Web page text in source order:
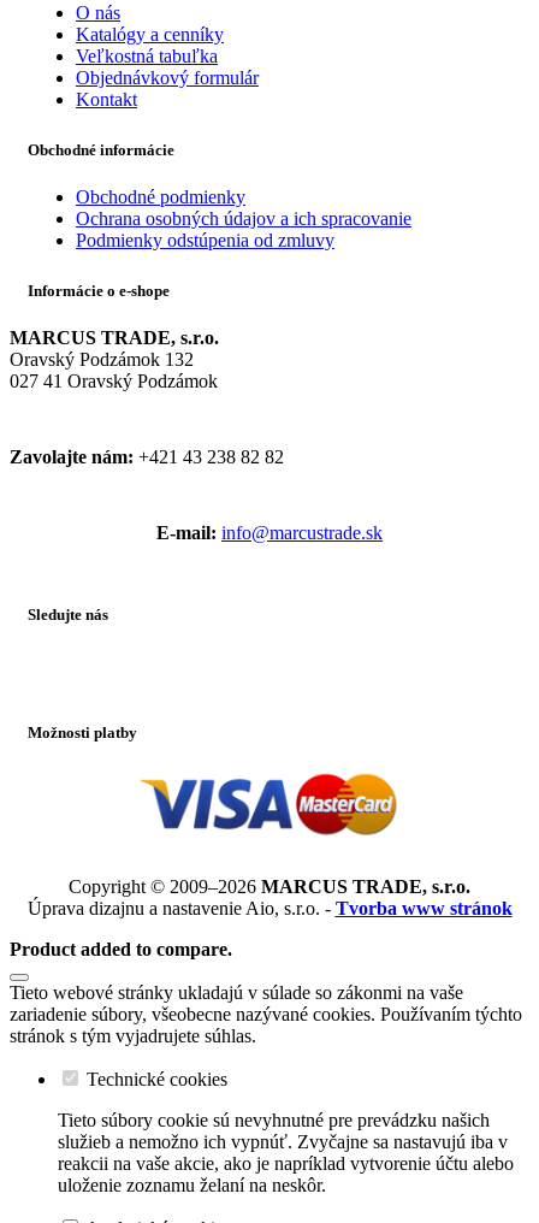
O nás
Katalógy a cenníky
Veľkostná tabuľka
Objednávkový formulár
Kontakt
Obchodné informácie
Obchodné podmienky
Ochrana osobných údajov a ich spracovanie
Podmienky odstúpenia od zmluvy
Informácie o e-shope
MARCUS TRADE, s.r.o.
Oravský Podzámok 132
027 41 Oravský Podzámok
Zavolajte nám: +421 43 238 82 82
E-mail: info@marcustrade.sk
Sledujte nás
Možnosti platby
Copyright © 2009–2026 MARCUS TRADE, s.r.o.
Úprava dizajnu a nastavenie Aio, s.r.o. - Tvorba www stránok
Product added to compare.
Tieto webové stránky ukladajú v súlade so zákonmi na vaše
zariadenie súbory, všeobecne nazývané cookies. Používaním týchto
stránok s tým vyjadrujete súhlas.
Technické cookies
Tieto súbory cookie sú nevyhnutné pre prevádzku našich
služieb a nemožno ich vypnúť. Zvyčajne sa nastavujú iba v
reakcii na vaše akcie, ako je napríklad vytvorenie účtu alebo
uloženie zoznamu želaní na neskôr.